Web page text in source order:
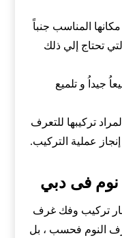
المناسب جنباً
تحتاج إلي ذلك
جيداُ و تلميع
تركيبها للتعرف
عملية التركيب.
فى دبي
تركيب وفك غرف
النوم فحسب ، بل